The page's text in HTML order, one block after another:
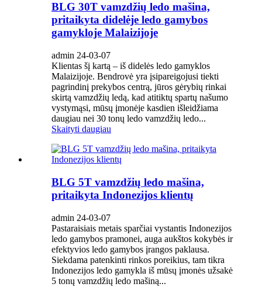
BLG 30T vamzdžių ledo mašina,
pritaikyta didelėje ledo gamybos
gamykloje Malaizijoje
admin 24-03-07
Klientas šį kartą – iš didelės ledo gamyklos
Malaizijoje. Bendrovė yra įsipareigojusi tiekti
pagrindinį prekybos centrą, jūros gėrybių rinkai
skirtą vamzdžių ledą, kad atitiktų spartų našumo
vystymąsi, mūsų įmonėje kasdien išleidžiama
daugiau nei 30 tonų ledo vamzdžių ledo...
Skaityti daugiau
BLG 5T vamzdžių ledo mašina,
pritaikyta Indonezijos klientų
admin 24-03-07
Pastaraisiais metais sparčiai vystantis Indonezijos
ledo gamybos pramonei, auga aukštos kokybės ir
efektyvios ledo gamybos įrangos paklausa.
Siekdama patenkinti rinkos poreikius, tam tikra
Indonezijos ledo gamykla iš mūsų įmonės užsakė
5 tonų vamzdžių ledo mašiną...